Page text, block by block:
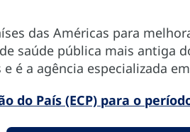
das Américas para
saúde pública mais antiga
é a agência especializada
do País (ECP) para o